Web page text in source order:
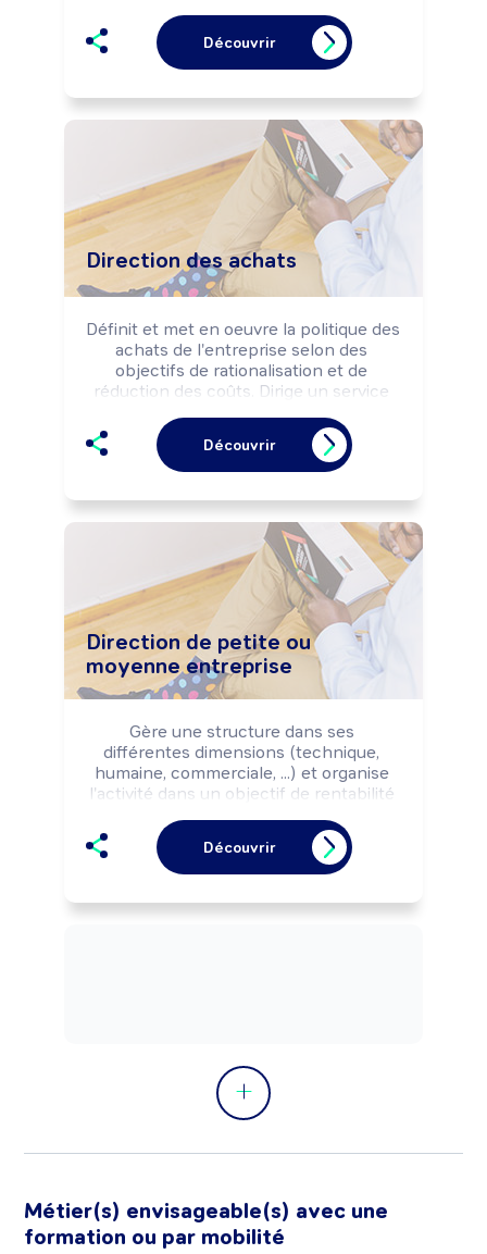
Coordonne une ou plusieurs équipes de
commerciaux.
Découvrir
Direction des achats
Définit et met en oeuvre la politique des
achats de l'entreprise selon des
objectifs de rationalisation et de
réduction des coûts. Dirige un service
Découvrir
Direction de petite ou
moyenne entreprise
Gère une structure dans ses
différentes dimensions (technique,
humaine, commerciale, ...) et organise
l'activité dans un objectif de rentabilité
fixées par les pouvoirs publics.
Découvrir
Métier(s) envisageable(s) avec une
formation ou par mobilité